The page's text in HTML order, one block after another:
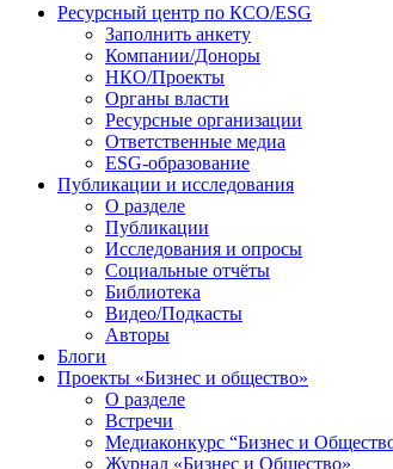
Перейти
содержимому
Ресурсный центр по КСО/ESG
Заполнить анкету
Компании/Доноры
НКО/Проекты
Органы власти
Ресурсные организации
Ответственные медиа
ESG-образование
Публикации и исследования
О разделе
Публикации
Исследования и опросы
Социальные отчёты
Библиотека
Видео/Подкасты
Авторы
Блоги
Проекты «Бизнес и общество»
О разделе
Встречи
Медиаконкурс “Бизнес и
Журнал «Бизнес и Общество»